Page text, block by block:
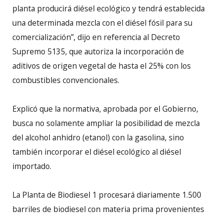
planta producirá diésel ecológico y tendrá establecida
una determinada mezcla con el diésel fósil para su
comercialización”, dijo en referencia al Decreto
Supremo 5135, que autoriza la incorporación de
aditivos de origen vegetal de hasta el 25% con los
combustibles convencionales.
Explicó que la normativa, aprobada por el Gobierno,
busca no solamente ampliar la posibilidad de mezcla
del alcohol anhidro (etanol) con la gasolina, sino
también incorporar el diésel ecológico al diésel
importado.
La Planta de Biodiesel 1 procesará diariamente 1.500
barriles de biodiesel con materia prima provenientes